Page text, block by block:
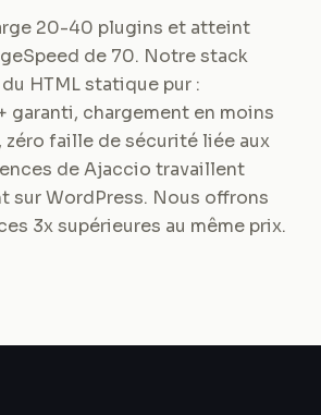
20-40 plugins et atteint
de 70. Notre stack
HTML statique pur :
garanti, chargement en moins
zéro faille de sécurité liée aux
de Ajaccio travaillent
sur WordPress. Nous offrons
3x supérieures au même prix.